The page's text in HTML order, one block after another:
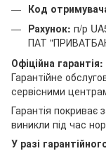
Код
Рахунок: п/р
ПАТ
Офіційна гарантія:
Гарантійне
сервісними
Гарантія покриває
виникли під час
У разі